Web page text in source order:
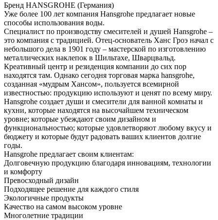
Бренд HANSGROHE (Германия)
Уже более 100 лет компания Hansgrohe предлагает новые
способы использования воды.
Специалист по производству смесителей и душей Hansgrohe –
это компания с традицией. Отец-основатель Ханс Гроэ начал с
небольшого дела в 1901 году – мастерской по изготовлению
металлических наклепок в Шильтахе, Шварцвальд.
Креативный центр и резиденция компании до сих пор
находятся там. Однако сегодня торговая марка hansgrohe,
созданная «мудрым Хансом», пользуется всемирной
известностью: продукцию используют и ценят по всему миру.
Hansgrohe создает души и смесители для ванной комнаты и
кухни, которые находятся на высочайшем техническом
уровне; которые убеждают своим дизайном и
функциональностью; которые удовлетворяют любому вкусу и
бюджету и которые будут радовать ваших клиентов долгие
годы.
Hansgrohe предлагает своим клиентам:
Долговечную продукцию благодаря инновациям, технологии
и комфорту
Превосходный дизайн
Подходящее решение для каждого стиля
Экологичные продукты
Качество на самом высоком уровне
Многолетние традиции